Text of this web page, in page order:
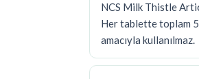
NCS Milk Thistle
Her tablette toplam
amacıyla kullanılmaz.